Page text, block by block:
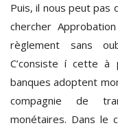
Puis, il nous peut pas
chercher
règlement sans
C’consiste í cette à
banques adoptent
compagnie de
monétaires. Dans le